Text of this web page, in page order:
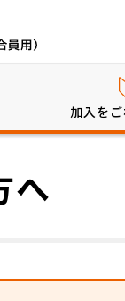
加入を
へ